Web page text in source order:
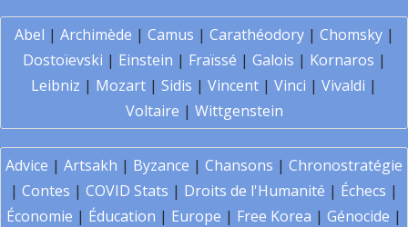
Abel | Archimède | Camus | Carathéodory| Chomsky|
Dostoïevski | Einstein | Fraïssé | Galois | Kornaros |
Leibniz | Mozart | Sidis | Vincent | Vinci | Vivaldi |
Voltaire | Wittgenstein
Advice | Artsakh | Byzance | Chansons | Chronostratégie
| Contes | COVID Stats | Droits de l'Humanité | Échecs |
Économie | Éducation | Europe | Free Korea | Génocide |